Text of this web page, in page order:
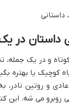
داستانی
و در یک جمله،
کوچیک یا بهتره
و روتین نادر،
روبرو می شه. این